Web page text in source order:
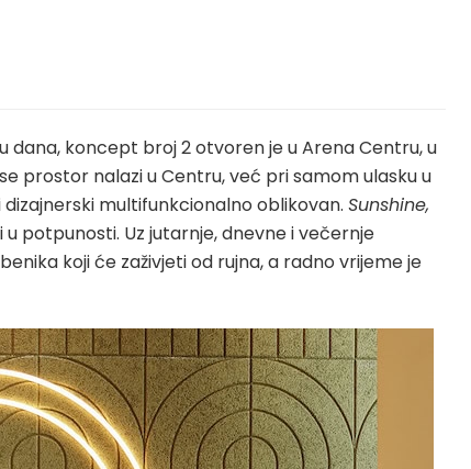
dana, koncept broj 2 otvoren je u Arena Centru, u
prostor nalazi u Centru, već pri samom ulasku u
multifunkcionalno oblikovan. Sunshine,
u potpunosti. Uz jutarnje, dnevne i večernje
koji će zaživjeti od rujna, a radno vrijeme je